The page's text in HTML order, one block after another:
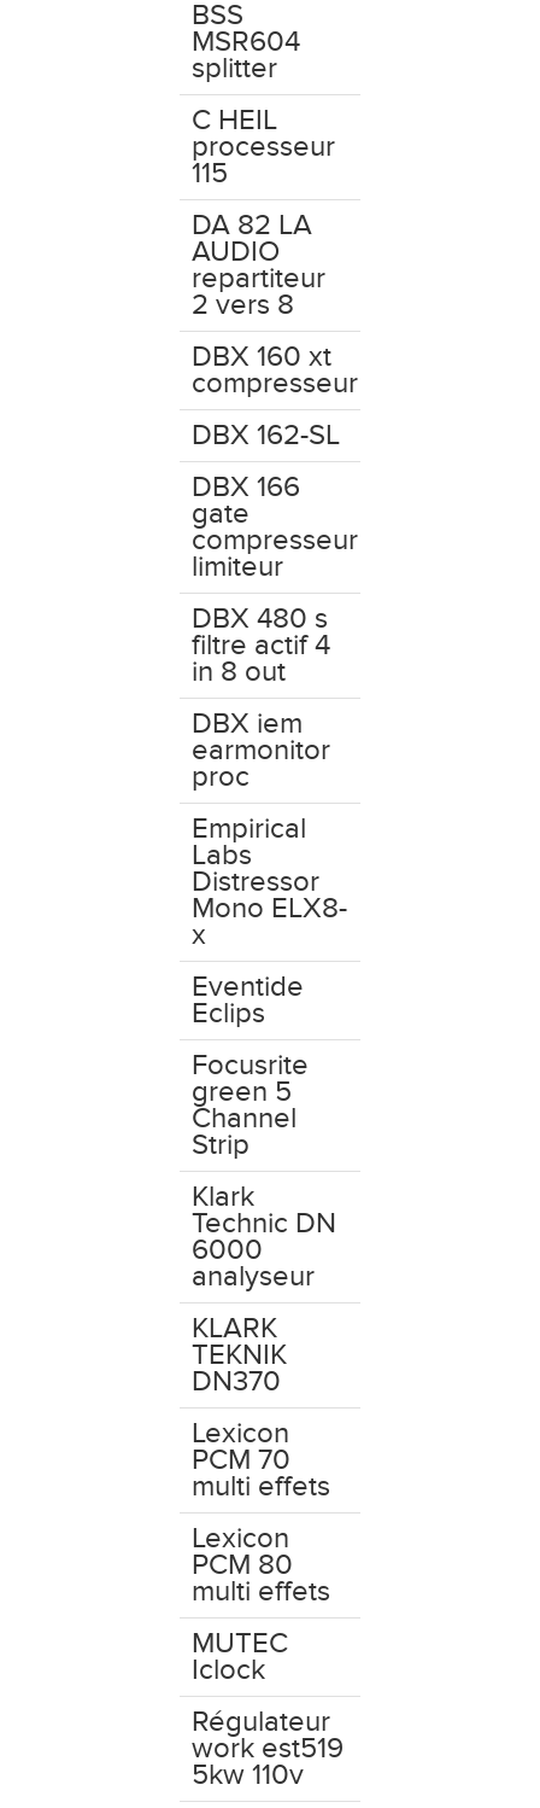
BSS
MSR604
splitter
C HEIL
processeur
115
DA 82 LA
AUDIO
repartiteur
2 vers 8
DBX 160 xt
compresseur
DBX 162-SL
DBX 166
gate
compresseur
limiteur
DBX 480 s
filtre actif 4
in 8 out
DBX iem
earmonitor
proc
Empirical
Labs
Distressor
Mono ELX8-
x
Eventide
Eclips
Focusrite
green 5
Channel
Strip
Klark
Technic DN
6000
analyseur
KLARK
TEKNIK
DN370
Lexicon
PCM 70
multi effets
Lexicon
PCM 80
multi effets
MUTEC
Iclock
Régulateur
work est519
5kw 110v